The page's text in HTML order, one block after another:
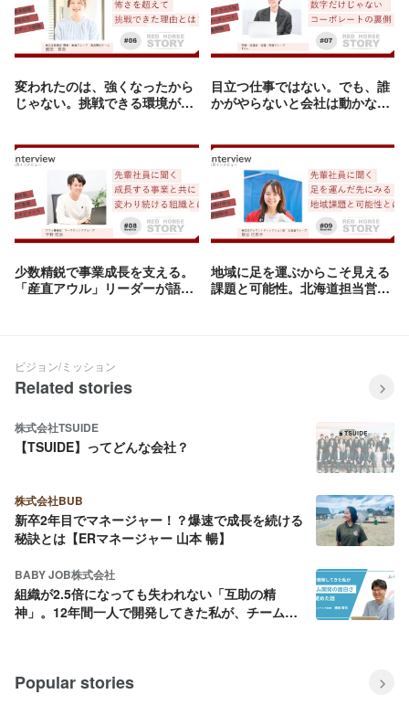
変われたのは、強くなったから
じゃない。挑戦できる環境がく
目立つ仕事ではない。でも、誰
かがやらないと会社は動かな
部【Interview#07】
少数精鋭で事業成長を支える。
「産直アウル」リーダーが語る
地域に足を運ぶからこそ見える
課題と可能性。北海道担当営業
ビジョン/ミッション
Related stories
株式会社TSUIDE
【TSUIDE】ってどんな会社？
株式会社BUB
新卒2年目でマネージャー！？爆速で成長を続ける
秘訣とは【ERマネージャー 山本 暢】
BABY JOB株式会社
組織が2.5倍になっても失われない「互助の精
神」。12年間一人で開発してきた私が、チーム開
Popular stories